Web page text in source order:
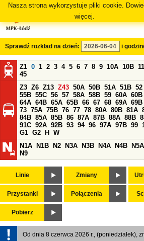
Nasza strona wykorzystuje pliki cookie.
więcej.
Sprawdź rozkład na dzień: i
Z1 0 1 2 3 4 5 6 7 8 9 10A 10B 11
45
Z3 Z6 Z13 Z43 50A 50B 51A 51B 52
55B 55C 56 57 58A 58B 59 60A 60B
64A 64B 65A 65B 66 67 68 69A 69B
73 75A 75B 76 77 78 80A 80B 81A
84B 85A 85B 86 87A 87B 88A 88B
91C 92A 92B 93 94 96 97A 97B 99
G1 G2 H
W
N1A
N1B N2 N3A N3B N4A N4B N5A
N9
Linie Zmiany
Przystanki Połączenia
Pobierz
Od dnia 8 czerwca 2026 r., (poniedziałek),